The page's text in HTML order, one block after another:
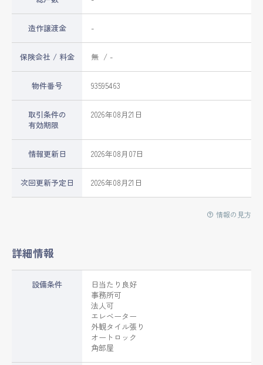
造作譲渡金 -
保険会社 / 料金 無 / -
物件番号 93595463
取引条件の
有効期限
2026年08月21日
情報更新日 2026年08月07日
次回更新予定日 2026年08月21日
情報の見方
詳細情報
設備条件
日当たり良好
事務所可
法人可
エレベーター
外観タイル張り
オートロック
角部屋